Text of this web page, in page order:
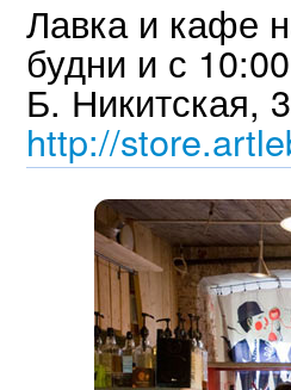
Лавка и кафе
будни и с
Б. Никитская,
http://